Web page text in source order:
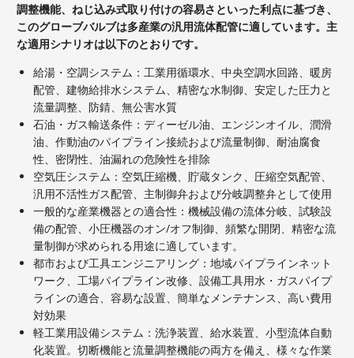
調整機能、ねじ込み式取り付けの容易さといった利点に基づき、
このグローブバルブは多産業の汎用流体配管に適しています。主
な適用シナリオは以下のとおりです。
給湯・空調システム：工業用循環水、中央空調水回路、暖房
配管、建物給排水システム、精密な水制御、安定した圧力と
流量調整、防錆、無公害水質
石油・ガス輸送条件：ディーゼル油、エンジンオイル、潤滑
油、作動油のパイプライン接続および流量制御、耐油腐食
性、密閉性、油漏れの危険性を排除
空気圧システム：空気圧縮機、貯蔵タンク、圧縮空気配管、
汎用不活性ガス配管、主制御弁および分岐調整弁として使用
一般的な産業機器との適合性：機械設備の流体分岐、試験設
備の配管、小圧機器のオン/オフ制御、頻繁な開閉、精密な流
量制御が求められる用途に適しています。
都市および工具エンジニアリング：地域パイプラインネット
ワーク、工場パイプライン改修、設備工具用水・ガスパイプ
ラインの適合、容易な設置、簡単なメンテナンス、高い費用
対効果
軽工業用設備システム：洗浄装置、給水装置、小型流体自動
化装置。切断機能と流量調整機能の両方を備え、様々な作業